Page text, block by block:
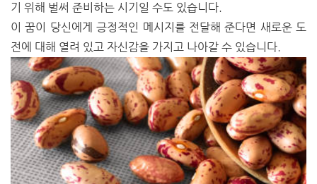
기 위해 벌써 준비하는 시기일 수도 있습니다.
이 꿈이 당신에게 긍정적인 메시지를 전달해 준다면 새로운 도
전에 대해 열려 있고 자신감을 가지고 나아갈 수 있습니다.